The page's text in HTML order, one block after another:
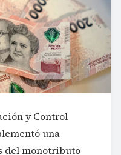
y Control
una
del monotributo